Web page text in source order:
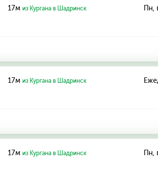
17м из Кургана в Шадринск Пн,
17м из Кургана в Шадринск
17м из Кургана в Шадринск Пн,